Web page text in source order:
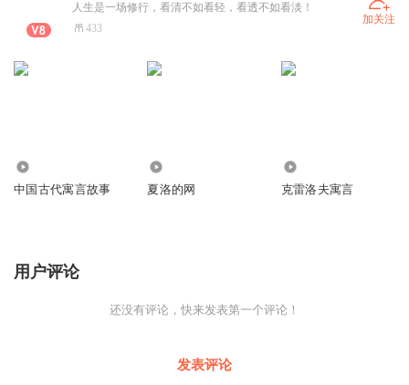
人生是一场修行，看清不如看轻，看透不如看淡！
433
加关注
中国古代寓言故事 夏洛的网 克雷洛夫寓言
用户评论
还没有评论，快来发表第一个评论！
发表评论